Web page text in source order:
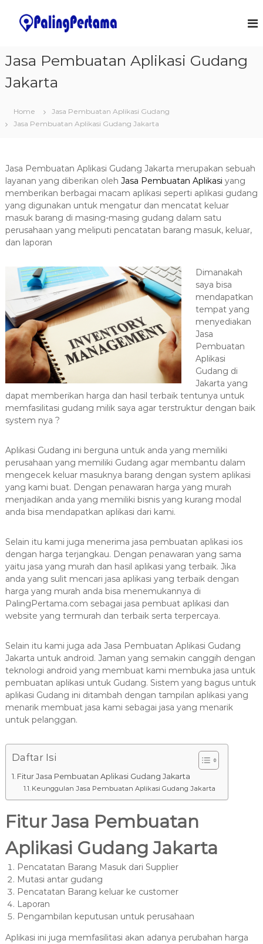
a
b
a
n
A
p
l
a
s
i
T
e
r
i
k
H
0
8
1
2
-
7
7
9
-
4
6
w
a
T
u
t
o
n
s
Jasa Pembuatan Aplikasi Gudang
Jakarta
Home
Jasa Pembuatan Aplikasi Gudang
Jasa Pembuatan Aplikasi Gudang Jakarta
Jasa Pembuatan Aplikasi Gudang Jakarta merupakan sebuah
layanan yang diberikan oleh Jasa Pembuatan Aplikasi yang
memberikan berbagai macam aplikasi seperti aplikasi gudang
yang digunakan untuk mengatur dan mencatat keluar
masuk barang di masing-masing gudang dalam satu
perusahaan yang meliputi pencatatan barang masuk, keluar,
dan laporan
Dimanakah
saya bisa
mendapatkan
tempat yang
menyediakan
Jasa
Pembuatan
Aplikasi
Gudang di
Jakarta yang
dapat memberikan harga dan hasil terbaik tentunya untuk
memfasilitasi gudang milik saya agar terstruktur dengan baik
system nya ?
Aplikasi Gudang ini berguna untuk anda yang memiliki
perusahaan yang memiliki Gudang agar membantu dalam
mengecek keluar masuknya barang dengan system aplikasi
yang kami buat. Dengan penawaran harga yang murah
menjadikan anda yang memiliki bisnis yang kurang modal
anda bisa mendapatkan aplikasi dari kami.
Selain itu kami juga menerima jasa pembuatan aplikasi ios
dengan harga terjangkau. Dengan penawaran yang sama
yaitu jasa yang murah dan hasil aplikasi yang terbaik. Jika
anda yang sulit mencari jasa aplikasi yang terbaik dengan
harga yang murah anda bisa menemukannya di
PalingPertama.com sebagai jasa pembuat aplikasi dan
website yang termurah dan terbaik serta terpercaya.
Selain itu kami juga ada Jasa Pembuatan Aplikasi Gudang
Jakarta untuk android. Jaman yang semakin canggih dengan
teknologi android yang membuat kami membuka jasa untuk
pembuatan aplikasi untuk Gudang. Sistem yang bagus untuk
aplikasi Gudang ini ditambah dengan tampilan aplikasi yang
menarik membuat jasa kami sebagai jasa yang menarik
untuk pelanggan.
Daftar Isi
Fitur Jasa Pembuatan Aplikasi Gudang Jakarta
Keunggulan Jasa Pembuatan Aplikasi Gudang Jakarta
Fitur Jasa Pembuatan
Aplikasi Gudang Jakarta
Pencatatan Barang Masuk dari Supplier
Mutasi antar gudang
Pencatatan Barang keluar ke customer
Laporan
Pengambilan keputusan untuk perusahaan
Aplikasi ini juga memfasilitasi akan adanya perubahan harga